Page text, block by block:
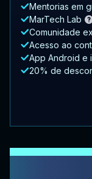
Mentorias em
MarTech Lab
Comunidade
Acesso ao
App Android e
20% de